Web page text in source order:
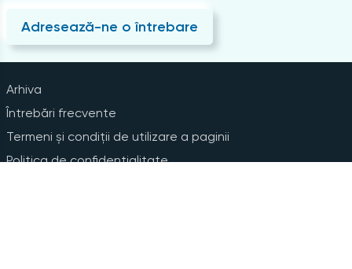
Adresează-ne o întrebare
Arhiva
Întrebări frecvente
Termeni și condiții de utilizare a paginii
Politica de confidențialitate